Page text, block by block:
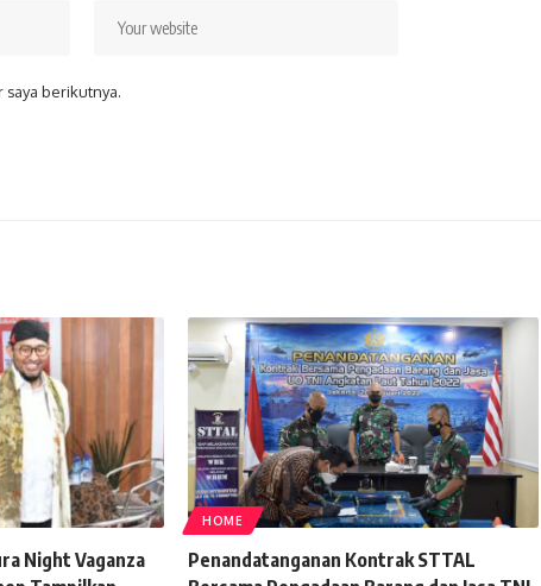
saya berikutnya.
Night Vaganza
HOME
Penandatanganan Kontrak STTAL